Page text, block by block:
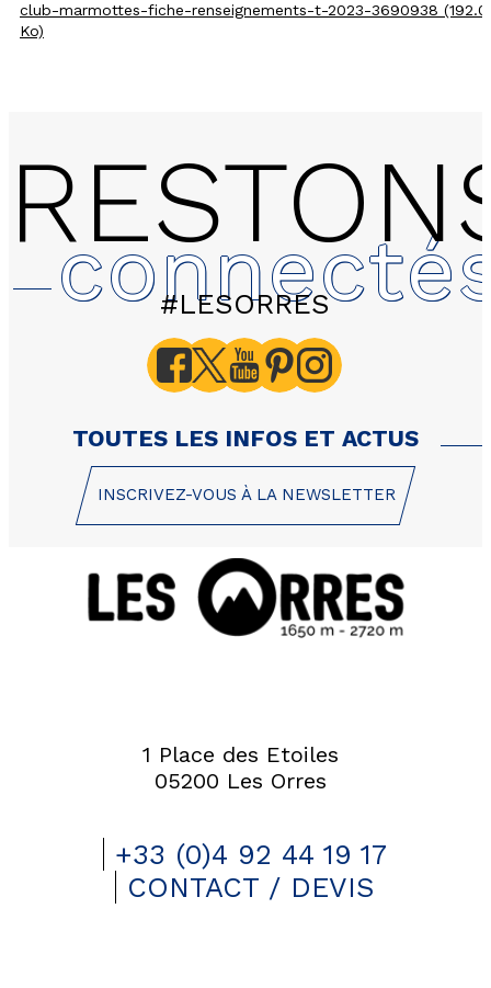
club-marmottes-fiche-renseignements-t-2023-3690938
Ko)
#LESORRES
TOUTES LES INFOS ET ACTUS
INSCRIVEZ-VOUS À LA NEWSLETTER
1 Place des Etoiles
05200 Les Orres
+33 (0)4 92 44 19 17
CONTACT / DEVIS